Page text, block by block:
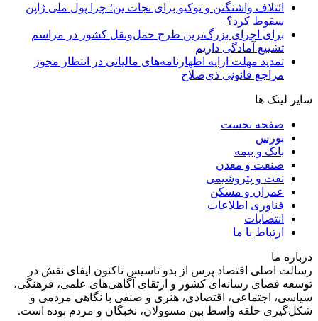
ائتلاف واشنگتن و توکیو برای نجات ین؛ چرا پول ملی ژاپن
سقوط کرد؟
برای اجرای بزرگ‌ترین طرح حمل‌ونقل کشور در مراسم
تشییع آمادگی داریم
تمدید مهلت ارایه اظهارنامه‌های مالیاتی در انتظار مجوز
مراجع قانونی ذی‌‏صلاح
سایر لینک ها
صفحه نخست
بورس
بانک و بیمه
صنعت و معدن
نفت و پتروشیمی
عمران و مسکن
فناوری اطلاعات
انتصابات
ارتباط با ما
درباره ما
رسالت اصلی اقتصاد پرس از بدو تاسیس تاکنون ایفای نقش در
توسعه فضای رسانه‌ای کشور و ارتقای آگاهی‌های علمی، فرهنگی،
سیاسی، اجتماعی، اقتصادی، هنری و صنفی با نگاهی مردمی و
شکل‌گیری حلقه واسط بین مسوولان، نخبگان و مردم بوده است.